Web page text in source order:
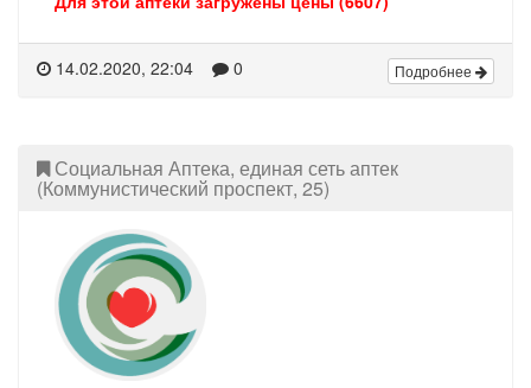
14.02.2020, 22:04 0 Подробнее
Социальная Аптека, единая сеть аптек
(Коммунистический проспект, 25)